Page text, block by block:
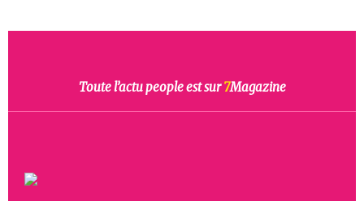
Toute l’actu people est sur7Magazine